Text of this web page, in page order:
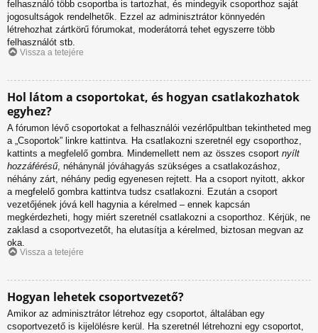
felhasználó több csoportba is tartozhat, és mindegyik csoporthoz saját
jogosultságok rendelhetők. Ezzel az adminisztrátor könnyedén
létrehozhat zártkörű fórumokat, moderátorrá tehet egyszerre több
felhasználót stb.
Vissza a tetejére
Hol látom a csoportokat, és hogyan csatlakozhatok
egyhez?
A fórumon lévő csoportokat a felhasználói vezérlőpultban tekintheted meg
a „Csoportok” linkre kattintva. Ha csatlakozni szeretnél egy csoporthoz,
kattints a megfelelő gombra. Mindemellett nem az összes csoport nyílt
hozzáférésű, néhánynál jóváhagyás szükséges a csatlakozáshoz,
néhány zárt, néhány pedig egyenesen rejtett. Ha a csoport nyitott, akkor
a megfelelő gombra kattintva tudsz csatlakozni. Ezután a csoport
vezetőjének jóvá kell hagynia a kérelmed – ennek kapcsán
megkérdezheti, hogy miért szeretnél csatlakozni a csoporthoz. Kérjük, ne
zaklasd a csoportvezetőt, ha elutasítja a kérelmed, biztosan megvan az
oka.
Vissza a tetejére
Hogyan lehetek csoportvezető?
Amikor az adminisztrátor létrehoz egy csoportot, általában egy
csoportvezető is kijelölésre kerül. Ha szeretnél létrehozni egy csoportot,